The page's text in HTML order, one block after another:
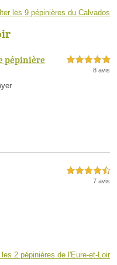
les 9 pépinières du Calvados
pépinière
5,0 étoiles sur 5
8 avis
4,5 étoiles sur 5
7 avis
2 pépinières de l'Eure-et-Loir